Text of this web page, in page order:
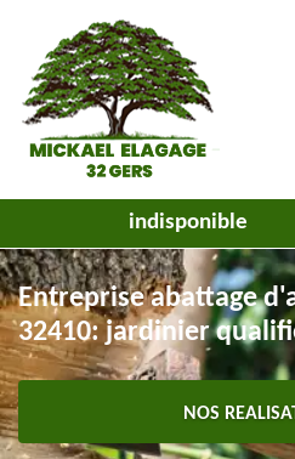
indisponible
Entreprise abattage
32410: jardinier
NOS